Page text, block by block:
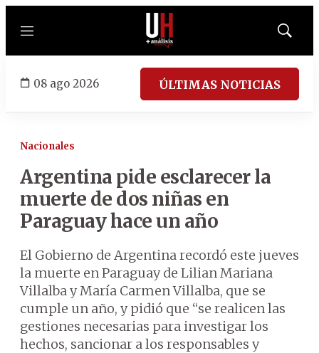
Menú
Mostrar
08 ago 2026 ÚLTIMAS NOTICIAS
Nacionales
Argentina pide esclarecer la
muerte de dos niñas en
Paraguay hace un año
El Gobierno de Argentina recordó este jueves
la muerte en Paraguay de Lilian Mariana
Villalba y María Carmen Villalba, que se
cumple un año, y pidió que “se realicen las
gestiones necesarias para investigar los
hechos, sancionar a los responsables y